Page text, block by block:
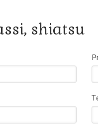
shiatsu